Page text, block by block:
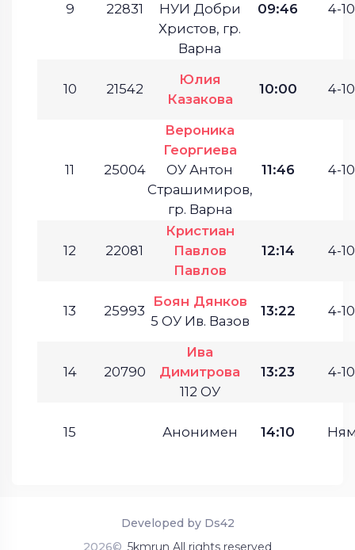
9 22831
НУИ Добри
Христов, гр.
Варна
09:46 4-
10 21542
Юлия
Казакова
10:00 4-
11 25004
Вероника
Георгиева
ОУ Антон
Страшимиров,
гр. Варна
11:46 4-
12 22081
Кристиан
Павлов
Павлов
12:14 4-
13 25993
Боян Дянков
5 ОУ Ив. Вазов
13:22 4-
14 20790
Ива
Димитрова
112 ОУ
13:23 4-
15 Анонимен 14:10
2026© 5kmrun All rights reserved
Developed by Ds42